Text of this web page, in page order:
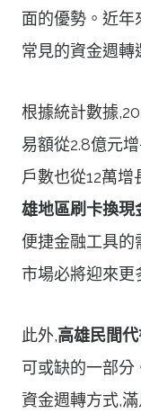
面的優勢。近年
常見的資金週轉
根據統計數據
易額從2.8億元
戶數也從12萬
雄地區刷卡換現
便捷金融工具的
市場必將迎來更
此外,高雄民間
可或缺的一部分
資金週轉方式,